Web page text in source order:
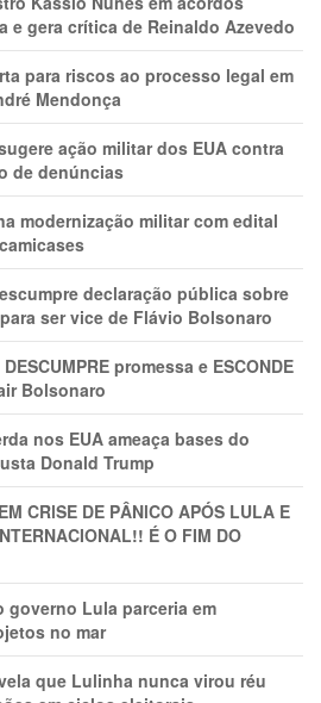
e gera crítica de Reinaldo Azevedo
para riscos ao processo legal em
Mendonça
ação militar dos EUA contra
de denúncias
modernização militar com edital
declaração pública sobre
ser vice de Flávio Bolsonaro
promessa e ESCONDE
Bolsonaro
nos EUA ameaça bases do
Donald Trump
CRlSE DE PÂNlCO APÓS LULA E
É O FIM DO
governo Lula parceria em
no mar
que Lulinha nunca virou réu